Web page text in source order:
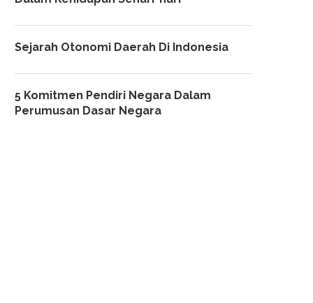
Sejarah Otonomi Daerah Di Indonesia
5 Komitmen Pendiri Negara Dalam
Perumusan Dasar Negara